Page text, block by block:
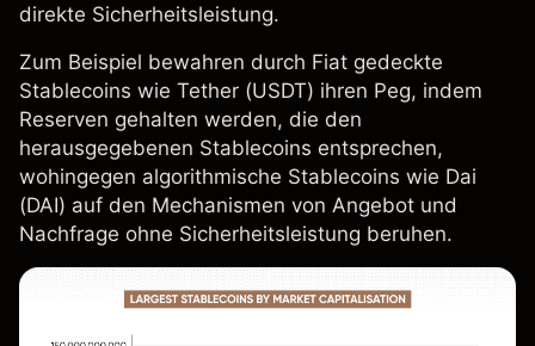
direkte Sicherheitsleistung.
Zum Beispiel bewahren durch Fiat gedeckte
Stablecoins wie Tether (USDT) ihren Peg, indem
Reserven gehalten werden, die den
herausgegebenen Stablecoins entsprechen,
wohingegen algorithmische Stablecoins wie Dai
(DAI) auf den Mechanismen von Angebot und
Nachfrage ohne Sicherheitsleistung beruhen.